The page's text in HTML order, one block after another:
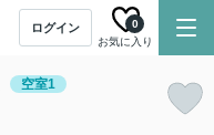
ログイン
お気に入り
0
空室1